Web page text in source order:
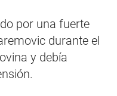
por una fuerte
durante el
y debía